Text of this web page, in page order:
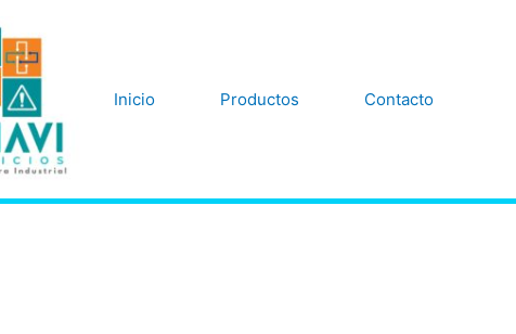
Inicio Productos Contacto